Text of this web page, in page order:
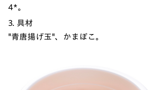
4*。
3. 具材
"青唐揚げ玉"、かまぼこ。